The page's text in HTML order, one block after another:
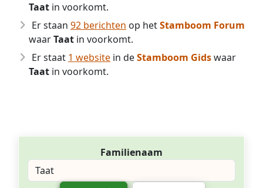
Taat in voorkomt.
Er staan 92 berichten op hetStamboom Forum
waarTaat in voorkomt.
Er staat 1 website in deStamboom Gidswaar
Taat in voorkomt.
Familienaam